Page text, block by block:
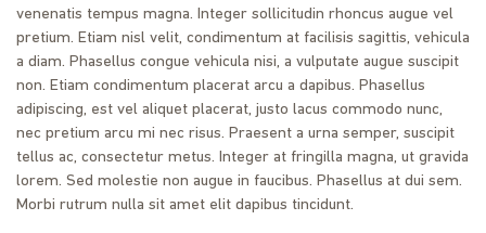
venenatis tempus magna. Integer sollicitudin rhoncus augue vel
pretium. Etiam nisl velit, condimentum at facilisis sagittis, vehicula
a diam. Phasellus congue vehicula nisi, a vulputate augue suscipit
non. Etiam condimentum placerat arcu a dapibus. Phasellus
adipiscing, est vel aliquet placerat, justo lacus commodo nunc,
nec pretium arcu mi nec risus. Praesent a urna semper, suscipit
tellus ac, consectetur metus. Integer at fringilla magna, ut gravida
lorem. Sed molestie non augue in faucibus. Phasellus at dui sem.
Morbi rutrum nulla sit amet elit dapibus tincidunt.